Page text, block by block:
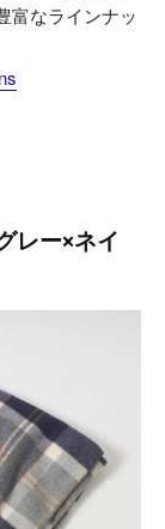
富なラインナッ
レー×ネイ